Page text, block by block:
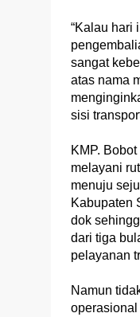
“Kalau hari
sangat
atas nama
sisi
KMP.
melayani
menuju
Kabupaten
dok
dari tiga
pelayanan
Namun